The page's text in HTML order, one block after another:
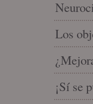
Los
¡Sí se